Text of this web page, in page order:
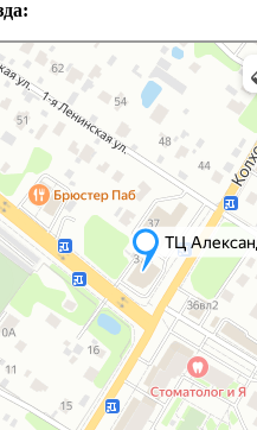
навигация, поиск мест